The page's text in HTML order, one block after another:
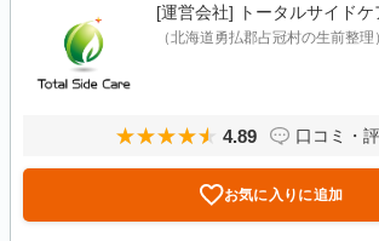
[運営会社] トータルサイド
（北海道勇払郡占冠村の生前整理）
4.89 口コミ・
お気に入りに追加